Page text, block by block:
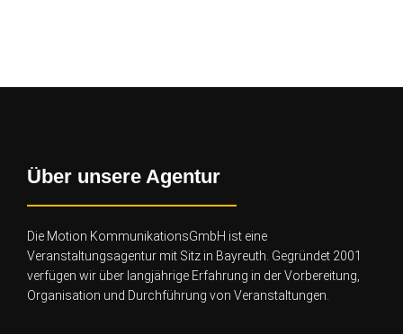
Über unsere Agentur
Die Motion KommunikationsGmbH ist eine
Veranstaltungsagentur mit Sitz in Bayreuth. Gegründet 2001
verfügen wir über langjährige Erfahrung in der Vorbereitung,
Organisation und Durchführung von Veranstaltungen.